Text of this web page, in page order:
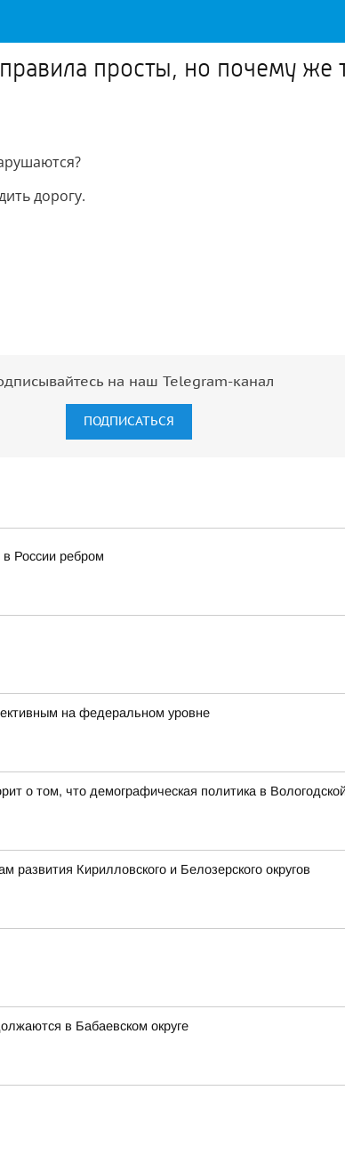
просты, но почему же
дорогу.
на наш Telegram-канал
ПОДПИСАТЬСЯ
России ребром
на федеральном уровне
о том, что демографическая политика в
Кирилловского и Белозерского округов
в Бабаевском округе